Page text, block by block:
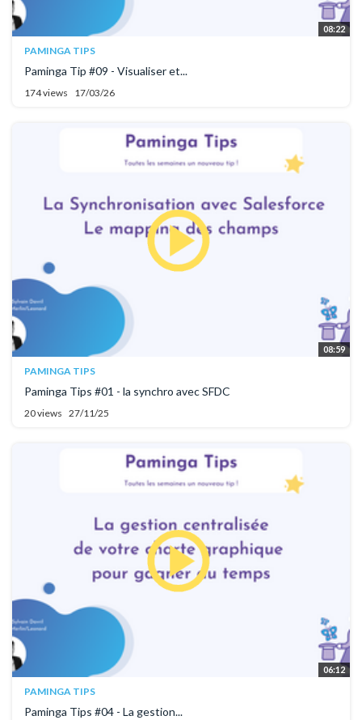
08:22
PAMINGA TIPS
Paminga Tip #09 - Visualiser et...
174 views 17/03/26
08:59
PAMINGA TIPS
Paminga Tips #01 - la synchro avec SFDC
20 views 27/11/25
06:12
PAMINGA TIPS
Paminga Tips #04 - La gestion...